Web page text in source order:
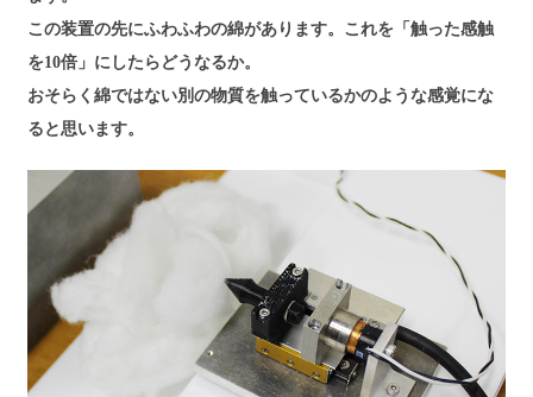
この装置の先にふわふわの綿があります。これを「触った感触
を10倍」にしたらどうなるか。
おそらく綿ではない別の物質を触っているかのような感覚にな
ると思います。